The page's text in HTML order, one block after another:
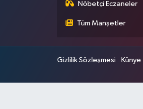
Nöbetçi Eczaneler
Tüm Manşetler
Gizlilik Sözleşmesi Künye